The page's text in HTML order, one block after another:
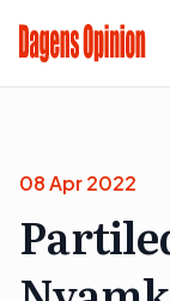
08 Apr 2022